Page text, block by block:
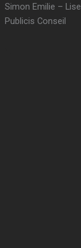
Simon Emilie – Lise
Publicis Conseil